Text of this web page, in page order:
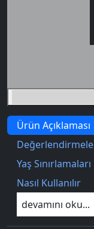
Ürün Açıklaması
Yaş Sınırlamaları
Nasıl Kullanılır
devamını oku...